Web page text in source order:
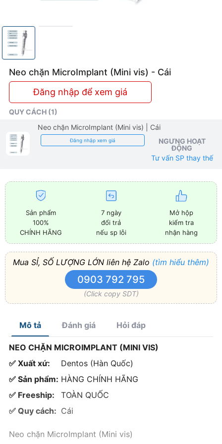
Neo chặn MicroImplant (Mini vis) - Cái
Đăng nhập để xem giá
QUY CÁCH (1)
Neo chặn MicroImplant (Mini vis)
| Cái
Đăng nhập xem giá
NGƯNG HOẠT
ĐỘNG
Tư vấn SP thay thế
Sản phẩm
100%
CHÍNH HÃNG
7 ngày
đổi trả
nếu sp lỗi
Mở hộp
kiểm tra
nhận hàng
Mua SỈ, SỐ LƯỢNG LỚN liên hệ Zalo (tìm hiểu thêm)
0903 792 795
(Click copy SDT)
Mô tả Đánh giá Hỏi đáp
NEO CHẶN MICROIMPLANT (MINI VIS)
✅ Xuất xứ:
Dentos (Hàn Quốc)
✅ Sản phẩm: HÀNG CHÍNH HÃNG
✅ Freeship:
TOÀN QUỐC
✅ Quy cách: Cái
Neo chặn MicroImplant (Mini vis)